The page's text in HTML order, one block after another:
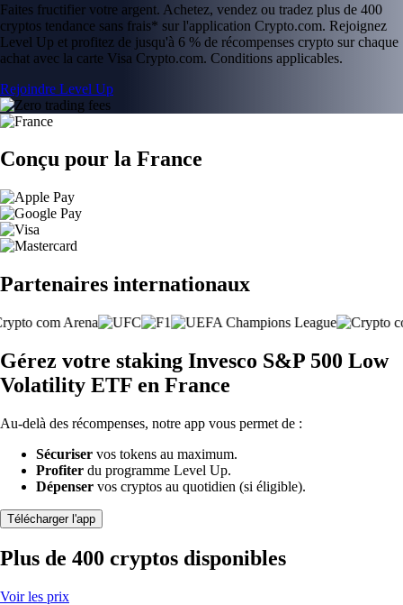
Faites fructifier votre argent. Achetez, vendez ou tradez plus de 400
cryptos tendance sans frais* sur l'application Crypto.com. Rejoignez
Level Up et profitez de jusqu'à 6 % de récompenses crypto sur chaque
achat avec la carte Visa Crypto.com. Conditions applicables.
Rejoindre Level Up
Conçu pour la France
Partenaires internationaux
Gérez votre staking Invesco S&P 500 Low
Volatility ETF en France
Au-delà des récompenses, notre app vous permet de :
Sécuriser vos tokens au maximum.
Profiter du programme Level Up.
Dépenser vos cryptos au quotidien (si éligible).
Télécharger l'app
Plus de 400 cryptos disponibles
Voir les prix